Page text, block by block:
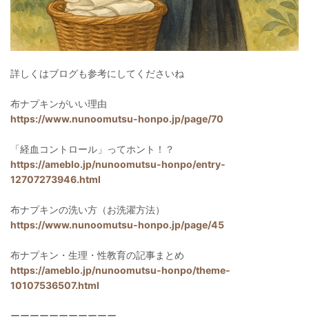
詳しくはブログも参考にしてくださいね
布ナプキンがいい理由
https://www.nunoomutsu-honpo.jp/page/70
「経血コントロール」ってホント！？
https://ameblo.jp/nunoomutsu-honpo/entry-
12707273946.html
布ナプキンの洗い方（お洗濯方法）
https://www.nunoomutsu-honpo.jp/page/45
布ナプキン・生理・性教育の記事まとめ
https://ameblo.jp/nunoomutsu-honpo/theme-
10107536507.html
ーーーーーーーーーーー